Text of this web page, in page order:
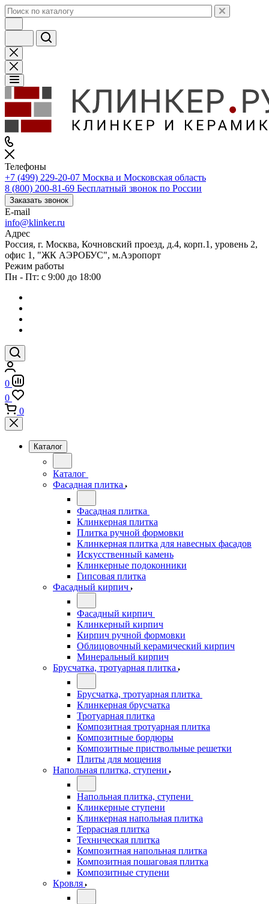
Телефоны
+7 (499) 229-20-07 Москва и Московская область
8 (800) 200-81-69 Бесплатный звонок по России
Заказать звонок
E-mail
info@klinker.ru
Адрес
Россия, г. Москва, Кочновский проезд, д.4, корп.1, уровень 2,
офис 1, "ЖК АЭРОБУС", м.Аэропорт
Режим работы
Пн - Пт: с 9:00 до 18:00
0
0
0
Каталог
Каталог
Фасадная плитка
Фасадная плитка
Клинкерная плитка
Плитка ручной формовки
Клинкерная плитка для навесных фасадов
Искусственный камень
Клинкерные подоконники
Гипсовая плитка
Фасадный кирпич
Фасадный кирпич
Клинкерный кирпич
Кирпич ручной формовки
Облицовочный керамический кирпич
Минеральный кирпич
Брусчатка, тротуарная плитка
Брусчатка, тротуарная плитка
Клинкерная брусчатка
Тротуарная плитка
Композитная тротуарная плитка
Композитные бордюры
Композитные приствольные решетки
Плиты для мощения
Напольная плитка, ступени
Напольная плитка, ступени
Клинкерные ступени
Клинкерная напольная плитка
Террасная плитка
Техническая плитка
Композитная напольная плитка
Композитная пошаговая плитка
Композитные ступени
Кровля